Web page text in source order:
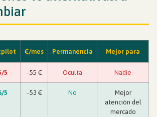
€/mes Permanencia Mejor para
5 ~55 € Oculta Nadie
5 ~53 € No
Mejor
atención del
mercado